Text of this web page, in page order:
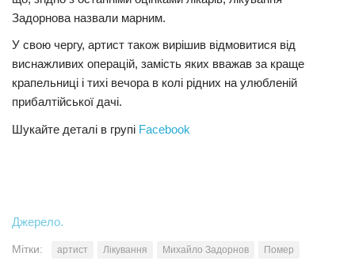
Задорнова назвали марним.
У свою чергу, артист також вирішив відмовитися від
виснажливих oперaцій, замість яких вважав за краще
крапельниці і тихі вечора в колі рідних на улюбленій
прибалтійської дачі.
Шукайте деталі в групі Facebook
Джерело.
Мітки: артист Лікування Михайло Задорнов Помер